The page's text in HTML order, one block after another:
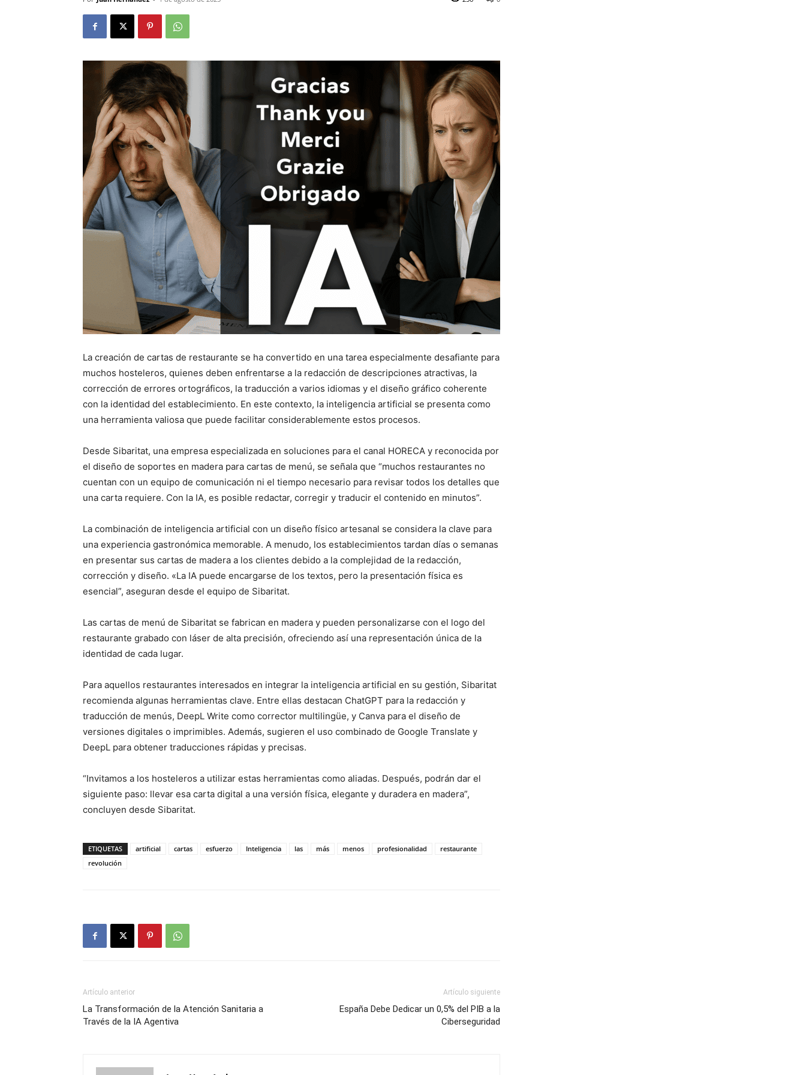
La creación de cartas de restaurante se ha convertido en una tarea especialmente desafiante para
muchos hosteleros, quienes deben enfrentarse a la redacción de descripciones atractivas, la
corrección de errores ortográficos, la traducción a varios idiomas y el diseño gráfico coherente
con la identidad del establecimiento. En este contexto, la inteligencia artificial se presenta como
una herramienta valiosa que puede facilitar considerablemente estos procesos.
Desde Sibaritat, una empresa especializada en soluciones para el canal HORECA y reconocida por
el diseño de soportes en madera para cartas de menú, se señala que “muchos restaurantes no
cuentan con un equipo de comunicación ni el tiempo necesario para revisar todos los detalles que
una carta requiere. Con la IA, es posible redactar, corregir y traducir el contenido en minutos”.
La combinación de inteligencia artificial con un diseño físico artesanal se considera la clave para
una experiencia gastronómica memorable. A menudo, los establecimientos tardan días o semanas
en presentar sus cartas de madera a los clientes debido a la complejidad de la redacción,
corrección y diseño. «La IA puede encargarse de los textos, pero la presentación física es
esencial”, aseguran desde el equipo de Sibaritat.
Las cartas de menú de Sibaritat se fabrican en madera y pueden personalizarse con el logo del
restaurante grabado con láser de alta precisión, ofreciendo así una representación única de la
identidad de cada lugar.
Para aquellos restaurantes interesados en integrar la inteligencia artificial en su gestión, Sibaritat
recomienda algunas herramientas clave. Entre ellas destacan ChatGPT para la redacción y
traducción de menús, DeepL Write como corrector multilingüe, y Canva para el diseño de
versiones digitales o imprimibles. Además, sugieren el uso combinado de Google Translate y
DeepL para obtener traducciones rápidas y precisas.
“Invitamos a los hosteleros a utilizar estas herramientas como aliadas. Después, podrán dar el
siguiente paso: llevar esa carta digital a una versión física, elegante y duradera en madera”,
concluyen desde Sibaritat.
ETIQUETAS artificial cartas esfuerzo Inteligencia las más menos profesionalidad
restaurante
revolución
Artículo anterior
La Transformación de la Atención Sanitaria a
Través de la IA Agentiva
Artículo siguiente
España Debe Dedicar un 0,5% del PIB a la
Ciberseguridad